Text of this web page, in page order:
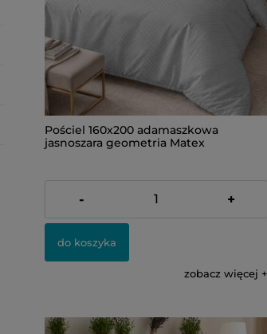
Pościel 160x200 adamaszkowa
jasnoszara geometria Matex
209,00 zł
- +
do koszyka
zobacz więcej